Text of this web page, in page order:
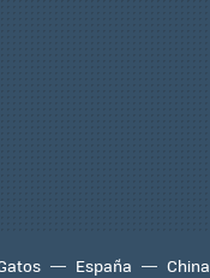
España China